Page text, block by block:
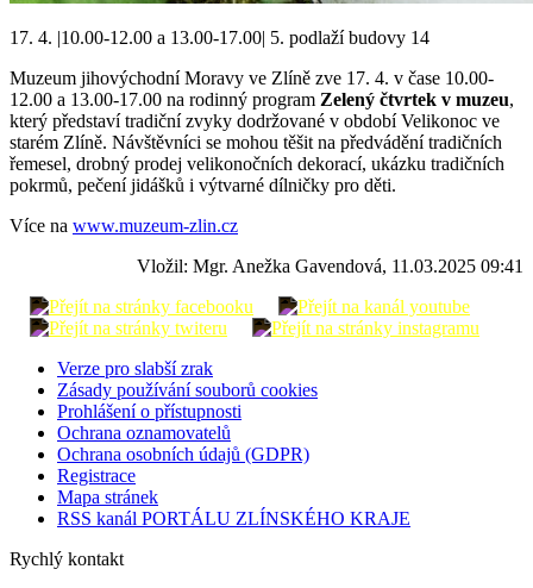
17. 4. |10.00-12.00 a 13.00-17.00| 5. podlaží budovy 14
Muzeum jihovýchodní Moravy ve Zlíně zve 17. 4. v čase 10.00-
12.00 a 13.00-17.00 na rodinný program Zelený čtvrtek v muzeu,
který představí tradiční zvyky dodržované v období Velikonoc ve
starém Zlíně. Návštěvníci se mohou těšit na předvádění tradičních
řemesel, drobný prodej velikonočních dekorací, ukázku tradičních
pokrmů, pečení jidášků i výtvarné dílničky pro děti.
Více na www.muzeum-zlin.cz
Vložil: Mgr. Anežka Gavendová, 11.03.2025 09:41
Verze pro slabší zrak
Zásady používání souborů cookies
Prohlášení o přístupnosti
Ochrana oznamovatelů
Ochrana osobních údajů (GDPR)
Registrace
Mapa stránek
RSS kanál PORTÁLU ZLÍNSKÉHO KRAJE
Rychlý kontakt